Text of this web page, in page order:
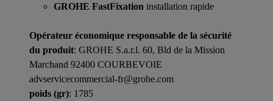
GROHE FastFixation installation rapide
Opérateur économique responsable de la sécurité
du produit: GROHE S.a.r.l. 60, Bld de la Mission
Marchand 92400 COURBEVOIE
advservicecommercial-fr@grohe.com
poids (gr): 1785